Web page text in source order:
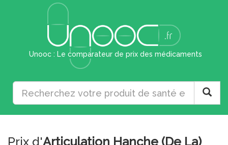
Unooc : Le comparateur de prix des médicaments
Prix d'Articulation Hanche (De La)